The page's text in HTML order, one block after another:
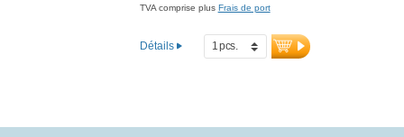
TVA comprise plus Frais de port
Détails